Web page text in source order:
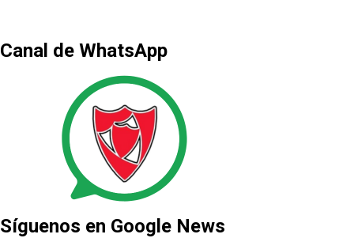
Canal de WhatsApp
Síguenos en Google News